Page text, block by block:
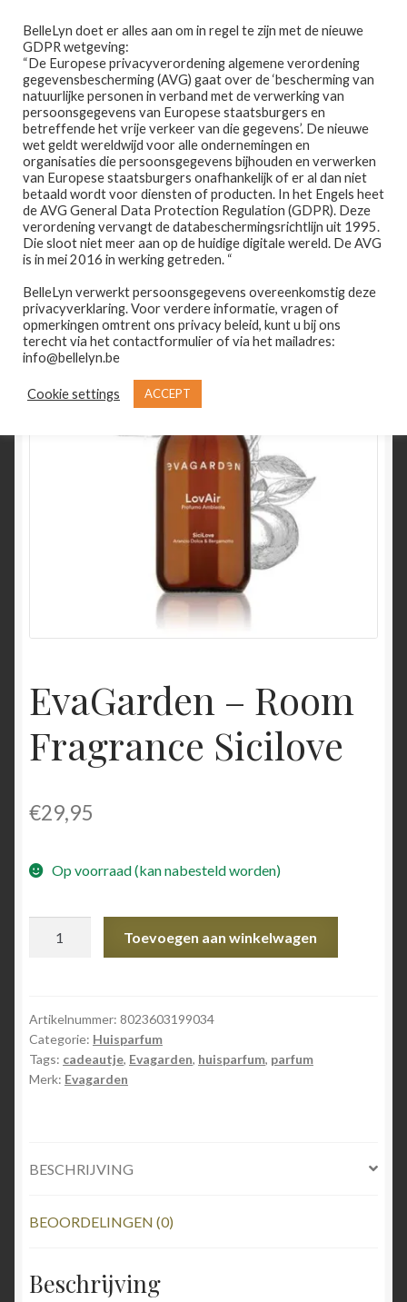
door
naar
navigatie
naar
de
inhoud
Menu
Home
Afspraak maken
Prijslijst
Winkel
Contact
Wie is Belle-Lyn ?
Home Huisparfum
EVAGARDEN – ROOM
FRAGRANCE SICILOVE
🔍
EvaGarden – Room
Fragrance Sicilove
€29,95
Op voorraad (kan nabesteld worden)
Sicilove
aantal
Toevoegen aan winkelwagen
Artikelnummer: 8023603199034
Categorie: Huisparfum
Tags: cadeautje, Evagarden, huisparfum, parfum
Merk: Evagarden
BESCHRIJVING
BEOORDELINGEN (0)
Beschrijving
BelleLyn doet er alles aan om in regel te zijn met de nieuwe
GDPR wetgeving:
“De Europese privacyverordening algemene verordening
gegevensbescherming (AVG) gaat over de ‘bescherming van
natuurlijke personen in verband met de verwerking van
persoonsgegevens van Europese staatsburgers en
betreffende het vrije verkeer van die gegevens’. De nieuwe
wet geldt wereldwijd voor alle ondernemingen en
organisaties die persoonsgegevens bijhouden en verwerken
van Europese staatsburgers onafhankelijk of er al dan niet
betaald wordt voor diensten of producten. In het Engels heet
de AVG General Data Protection Regulation (GDPR). Deze
verordening vervangt de databeschermingsrichtlijn uit 1995.
Die sloot niet meer aan op de huidige digitale wereld. De AVG
is in mei 2016 in werking getreden. “
BelleLyn verwerkt persoonsgegevens overeenkomstig deze
privacyverklaring. Voor verdere informatie, vragen of
opmerkingen omtrent ons privacy beleid, kunt u bij ons
terecht via het contactformulier of via het mailadres:
info@bellelyn.be
Cookie settings ACCEPT